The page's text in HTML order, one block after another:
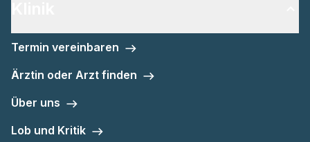
Termin vereinbaren
Ärztin oder Arzt finden
Über uns
Lob und Kritik